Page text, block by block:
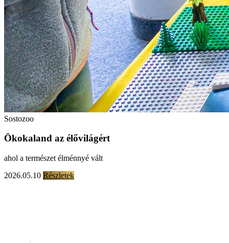
Sostozoo
Ökokaland az élővilágért
ahol a természet élménnyé vált
2026.05.10 Részletek